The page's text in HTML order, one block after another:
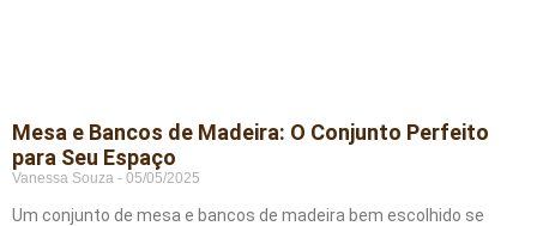
Mesa e Bancos de Madeira: O Conjunto Perfeito
para Seu Espaço
Vanessa Souza 05/05/2025
Um conjunto de mesa e bancos de madeira bem escolhido se